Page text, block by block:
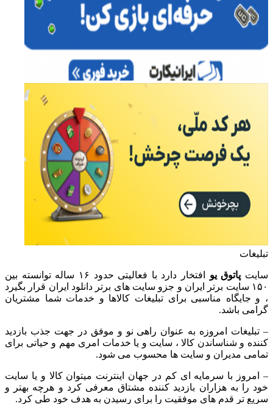
تبلیغات
سایت پاتوق یو
افتخار دارد با فعالیتی حدود ۱۶ ساله توانسته بین
۱۵۰ سایت برتر ایران و جزو سایت های برتر دانلود ایران قرار بگیرد
، و جایگاه مناسبی برای تبلیغات کالاها و خدمات شما مشتریان
گرامی باشد.
– تبلیغات امروزه به عنوان راهی‌ نو و موفق در جهت جذب بازدید
کننده و شناساندن کالا ، سایت و یا خدمات امری مهم و حیاتی‌ برای
تمامی‌ مدیران و سایت ها محسوب می شود.
– امروز با سرمایه ای کم در جهان اینترنت میتوان کالا و یا سایت
خود را به هزاران بازدید کننده مشتاق معرفی‌ کرد و هرچه بهتر و
سریع تر قدم های موفقیت را برای رسیدن به هدف خود طی‌ کرد.